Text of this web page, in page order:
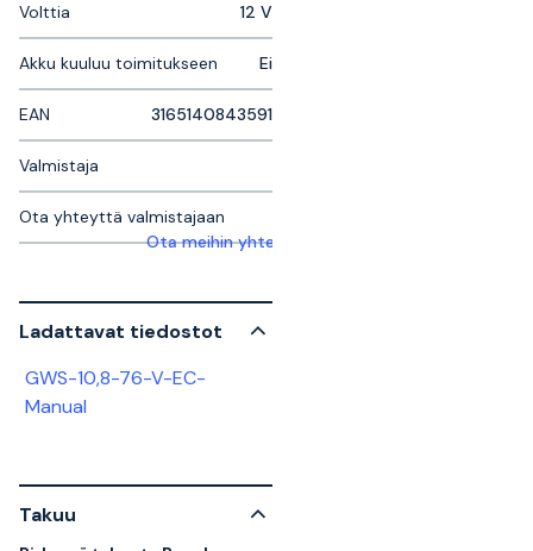
Volttia 12 V
Akku kuuluu toimitukseen Ei
EAN 3165140843591
Valmistaja
Ota yhteyttä valmistajaan
Ota meihin yhteyttä saadaksesi lisätietoja
Ladattavat tiedostot
GWS-10,8-76-V-EC-
Manual
Takuu